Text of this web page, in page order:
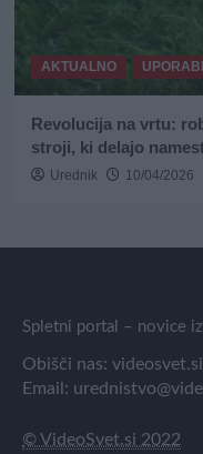
AKTUALNO
Revolucija na vrtu:
stroji, ki delajo
Urednik 10/04/2026
Spletni portal – novice
Obišči nas: videosvet.si
Email:
© VideoSvet.si 2022